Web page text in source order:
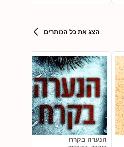
הצג את כל הכותרים
הנערה בקרח